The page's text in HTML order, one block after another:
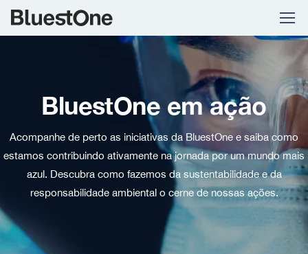
Skip to navigation
Skip to content
BluestOne em ação
Acompanhe de perto as iniciativas da BluestOne e saiba como
estamos contribuindo ativamente na jornada por um mundo mais
azul. Descubra como fazemos da sustentabilidade e da
responsabilidade ambiental o cerne de nossas ações.